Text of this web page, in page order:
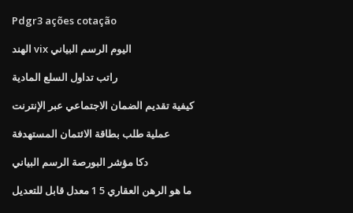
Pdgr3 ações cotação
الهند vix اليوم الرسم البياني
راتب تداول السلع المادية
كيفية تقديم الضمان الاجتماعي عبر الإنترنت
عملية طلب بطاقة الائتمان المستهدفة
دكا مؤشر البورصة الرسم البياني
ما هو الرهن العقاري 5 1 معدل قابل للتعديل